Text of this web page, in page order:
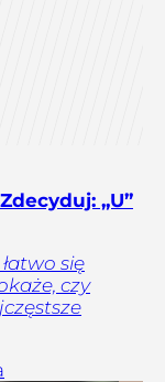
„U”
się
czy